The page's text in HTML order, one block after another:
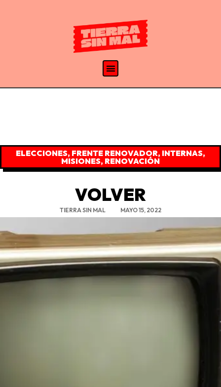
ELECCIONES, FRENTE RENOVADOR, INTERNAS,
MISIONES, RENOVACIÓN
VOLVER
TIERRA SIN MAL MAYO 15, 2022